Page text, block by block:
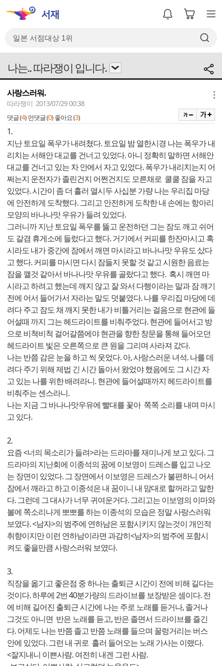
나는.. 따라쟁이 입니다.
사랑스러워.
따라쟁이 2013/07/29 00:38
댓글 (4) 먼댓글 (0) 좋아요 (3)
1.
지난 토요일 폭우가 내려쳤다. 토요일 밤 열한시경 나는 폭우가 내
리치는 서해안 대교를 건너고 있었다. 아니 정확히 말하면 서해안
대교를 건너고 있는 차 안에서 자고 있었다. 폭우가 내리치는지 어
쩌는지 운전자가 졸린건지 어쩐건지도 모른채로 쿨쿨 잠을 자고
있었다. 시간이 좀 더 흘러 열시두 사십분 가량 나는 우리집 마당
에 안전하게 도착했다. 그리고 안전하게 도착한 내 손에는 항아리
모양의 바나나맛 우유가 들려 있었다.
그러니까 지난 토요일 폭우를 뚫고 운전하던 그는 잠도 깨고 쉬어
도 갈겸 휴게소에 들렀다고 했다. 거기에서 커피를 한잔마시고 혹
시라도 내가 중간에 잠에서 깨면 마시라고 바나나맛 우유도 샀다
고 했다. 커피를 마시면 다시 잠들지 못할 것 같고 시원한 음료는
잠을 깰것 같아서 바나나맛 우유를 골랐다고 했다. 혹시 깨면 마
시라고 하려고 했는데 깨지 않고 잘 와서 다행이라는 말과 잠 깨기
전에 어서 들어가서 자라는 말도 덧붙였다. 나를 우리집 마당에 데
려다 주고 잠도 채 깨지 못한 내가 비틀거리는 걸음으로 현관에 들
어설때 까지 그는 헤드라이트를 비춰주었다. 현관에 들어서고 방
으로 비쳑비척 걸어갈쯤에야 현관을 향한 창문을 통해 들어오던
헤드라이트 빛은 오른쪽으로 큰 원을 그리며 사라져 갔다.
나는 반쯤 감은 눈을 하고 씩 웃었다. 아, 사랑스러운 녀석. 나를 데
려다 주기 위해 제법 긴 시간 돌아서 왔었야 했음에도 그 시간 자
고 있는 나를 위한 배려라니. 현관에 들어설때까지 헤드라이트를
비춰주는 센스라니.
나는 지금 그 바나나맛우유에 빨대를 꽃아 쪽쪽 소리를 내며 마시
고 있다.
2.
요즘 <너의 목소리가 들려>라는 드라마를 재미나게 보고 있다. 그
드라마의 지난회에 이종석의 꿈에 이보영이 드레스를 입고 나오
는 장면이 있었다. 그 장면에서 이보영은 드레스가 불편하니 어서
잠에서 깨라고 하고 이종석은 내 꿈이니 내 맘대로 할꺼라고 말한
다. 그런데 그 대사가 너무 귀여운거다. 그리고는 이보영의 이마와
볼에 쪽소리나게 뽀뽀를 하는 이종석의 모습은 정말 사랑스러워
보였다. <남자>의 범주에 연하남은 포함시키지 않는것이 개인적
취향이지만 이런 연하남이라면 과감히<남자>의 범주에 포함시
켜도 좋을만큼 사랑스러워 보였다.
3.
직장을 옮기고 좋은점 중 하나는 출퇴근 시간이 전에 비해 길다는
것이다. 하루에 2번 40분가량의 드라이브를 보장받은 셈이다. 전
에 비해 길어진 출퇴근 시간에 나는 주로 노래를 듣거나, 졸거나
그것도 아니면 반은 노래를 듣고, 반은 졸면서 드라이브를 즐긴
다. 어제도 나는 반쯤 졸고 반쯤 노래를 들으며 꿀렁거리는 버스
안에 있었다. 그런 내 귀로 흘러 들어오는 노래 가사는 이랬다.
<잘지내니 이쁜사람. 여전히 내겐 그런 사람.